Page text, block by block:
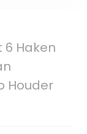
Haken
Houder